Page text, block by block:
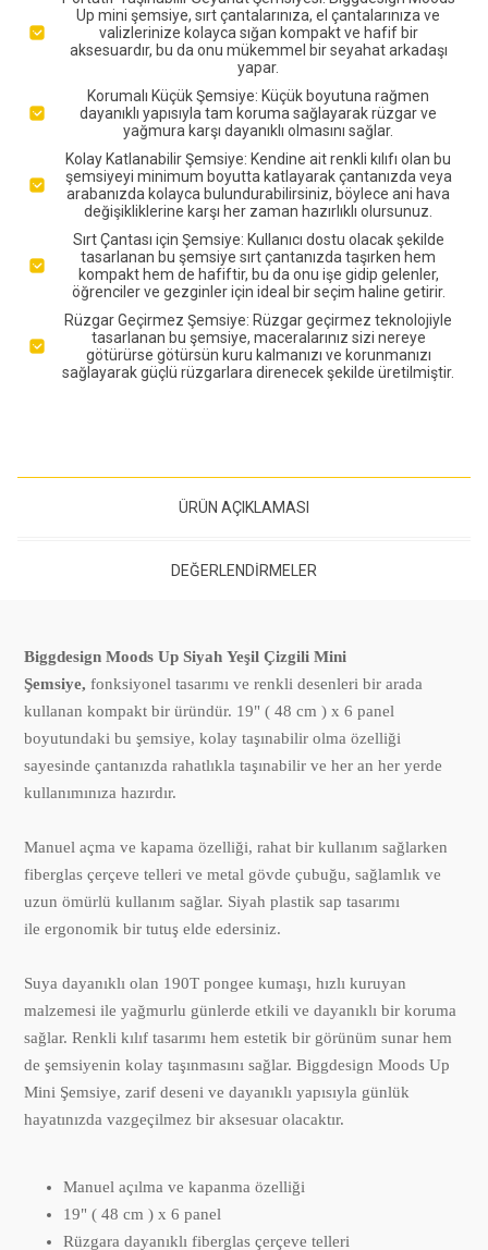
Up mini şemsiye, sırt çantalarınıza, el çantalarınıza ve
valizlerinize kolayca sığan kompakt ve hafif bir
aksesuardır, bu da onu mükemmel bir seyahat arkadaşı
yapar.
Korumalı Küçük Şemsiye: Küçük boyutuna rağmen
dayanıklı yapısıyla tam koruma sağlayarak rüzgar ve
yağmura karşı dayanıklı olmasını sağlar.
Kolay Katlanabilir Şemsiye: Kendine ait renkli kılıfı olan bu
şemsiyeyi minimum boyutta katlayarak çantanızda veya
arabanızda kolayca bulundurabilirsiniz, böylece ani hava
değişikliklerine karşı her zaman hazırlıklı olursunuz.
Sırt Çantası için Şemsiye: Kullanıcı dostu olacak şekilde
tasarlanan bu şemsiye sırt çantanızda taşırken hem
kompakt hem de hafiftir, bu da onu işe gidip gelenler,
öğrenciler ve gezginler için ideal bir seçim haline getirir.
Rüzgar Geçirmez Şemsiye: Rüzgar geçirmez teknolojiyle
tasarlanan bu şemsiye, maceralarınız sizi nereye
götürürse götürsün kuru kalmanızı ve korunmanızı
sağlayarak güçlü rüzgarlara direnecek şekilde üretilmiştir.
ÜRÜN AÇIKLAMASI
DEĞERLENDIRMELER
Biggdesign Moods Up Siyah Yeşil Çizgili Mini
Şemsiye,fonksiyonel tasarımı ve renkli desenleri bir arada
kullanan kompakt bir üründür. 19" ( 48 cm ) x 6 panel
boyutundaki bu şemsiye, kolay taşınabilir olma özelliği
sayesinde çantanızda rahatlıkla taşınabilir ve her an her yerde
kullanımınıza hazırdır.
Manuel açma ve kapama özelliği, rahat bir kullanım sağlarken
fiberglas çerçeve telleri ve metal gövde çubuğu, sağlamlık ve
uzun ömürlü kullanım sağlar. Siyah plastik sap tasarımı
ile ergonomik bir tutuş elde edersiniz.
Suya dayanıklı olan 190T pongee kumaşı, hızlı kuruyan
malzemesi ile yağmurlu günlerde etkili ve dayanıklı bir koruma
sağlar. Renkli kılıf tasarımı hem estetik bir görünüm sunar hem
de şemsiyenin kolay taşınmasını sağlar. Biggdesign Moods Up
Mini Şemsiye, zarif deseni ve dayanıklı yapısıyla günlük
hayatınızda vazgeçilmez bir aksesuar olacaktır.
Manuel açılma ve kapanma özelliği
19" ( 48 cm ) x 6 panel
Rüzgara dayanıklı fiberglas çerçeve telleri